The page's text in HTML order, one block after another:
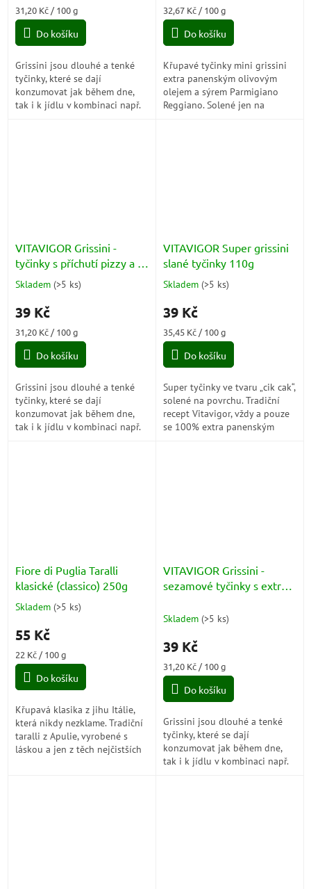
4,3
5
Měrná
cena:
31,20 Kč / 100 g
Do košíku
Grissini jsou dlouhé a tenké
tyčinky, které se dají
konzumovat jak během dne,
tak i k jídlu v kombinaci např.
4,7
5
Měrná
cena:
32,67 Kč / 100 g
Do košíku
Křupavé tyčinky mini grissini
extra panenským olivovým
olejem a sýrem Parmigiano
Reggiano. Solené jen na
VITAVIGOR Grissini -
tyčinky s příchutí pizzy a s
extra panenským olivovým
olejem 125g
Průměrné
produktu
5,0
5
Skladem (>5 ks)
39 Kč
Měrná
cena:
31,20 Kč / 100 g
Do košíku
Grissini jsou dlouhé a tenké
tyčinky, které se dají
konzumovat jak během dne,
tak i k jídlu v kombinaci např.
VITAVIGOR Super grissini
slané tyčinky 110g
Průměrné
produktu
4,0
5
Skladem (>5 ks)
39 Kč
Měrná
cena:
35,45 Kč / 100 g
Do košíku
Super tyčinky ve tvaru „cik cak“,
solené na povrchu. Tradiční
recept Vitavigor, vždy a pouze
se 100% extra panenským
Fiore di Puglia Taralli
klasické (classico) 250g
Průměrné
produktu
5,0
5
Skladem (>5 ks)
55 Kč
Měrná
cena:
22 Kč / 100 g
Do košíku
Křupavá klasika z jihu Itálie,
která nikdy nezklame. Tradiční
taralli z Apulie, vyrobené s
láskou a jen z těch nejčistších
VITAVIGOR Grissini -
sezamové tyčinky s extra
olejem 125g
Skladem (>5 ks)
39 Kč
Měrná
cena:
31,20 Kč / 100 g
Do košíku
Grissini jsou dlouhé a tenké
tyčinky, které se dají
konzumovat jak během dne,
tak i k jídlu v kombinaci např.